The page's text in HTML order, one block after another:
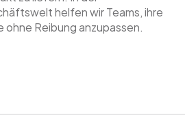
helfen wir Teams, ihre
ohne Reibung anzupassen.